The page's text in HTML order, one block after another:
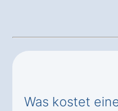
Was kostet